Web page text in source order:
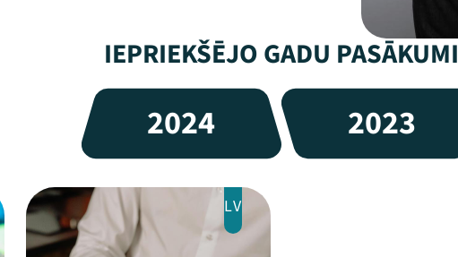
IEPRIEKŠĒJO GADU PASĀKUMI
2024 2023
LV